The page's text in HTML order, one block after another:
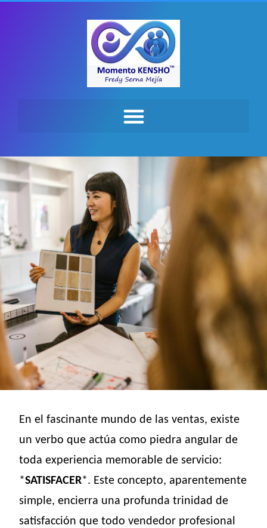
En el fascinante mundo de las ventas, existe
un verbo que actúa como piedra angular de
toda experiencia memorable de servicio:
*SATISFACER*. Este concepto, aparentemente
simple, encierra una profunda trinidad de
satisfacción que todo vendedor profesional